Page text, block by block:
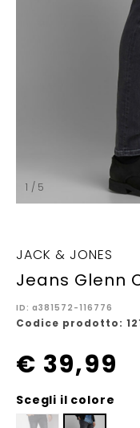
1 / 5
JACK & JONES
Jeans Glenn
ID: a381572-116776
Codice prodotto:
€ 39,99
Scegli il colore